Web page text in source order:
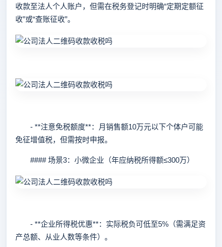
收款至法人个人账户，但需在税务登记时明确“定期定额征
收”或“查账征收”。
- **注意免税额度**：月销售额10万元以下个体户可能
免征增值税，但需按时申报。
#### 场景3：小微企业（年应纳税所得额≤300万）
- **企业所得税优惠**：实际税负可低至5%（需满足资
产总额、从业人数等条件）。